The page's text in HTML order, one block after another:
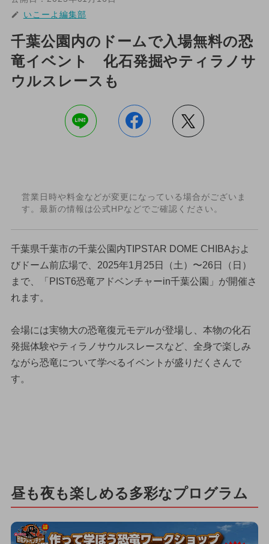
いこーよ編集部
千葉公園内のドームで入場無料の恐
竜イベント 化石発掘やティラノサ
ウルスレースも
営業日時や料金などが変更になっている場合がございま
す。最新の情報は公式HPなどでご確認ください。
千葉県千葉市の千葉公園内TIPSTAR DOME CHIBAおよ
びドーム前広場で、2025年1月25日（土）〜26日（日）
まで、「PIST6恐竜アドベンチャーin千葉公園」が開催さ
れます。
会場には実物大の恐竜復元モデルが登場し、本物の化石
発掘体験やティラノサウルスレースなど、全身で楽しみ
ながら恐竜について学べるイベントが盛りだくさんで
す。
昼も夜も楽しめる多彩なプログラム